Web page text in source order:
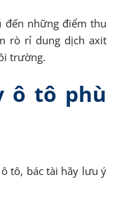
đến những điểm thu
rò rỉ dung dịch axit
trường.
ô tô phù
tô, bác tài hãy lưu ý